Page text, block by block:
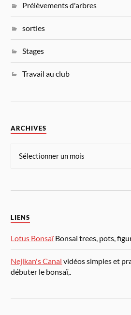
Prélèvements d'arbres
sorties
Stages
Travail au club
ARCHIVES
LIENS
Lotus BonsaïBonsai trees, pots,
Nejikan's Canal vidéos simples et
débuter le bonsaï,.